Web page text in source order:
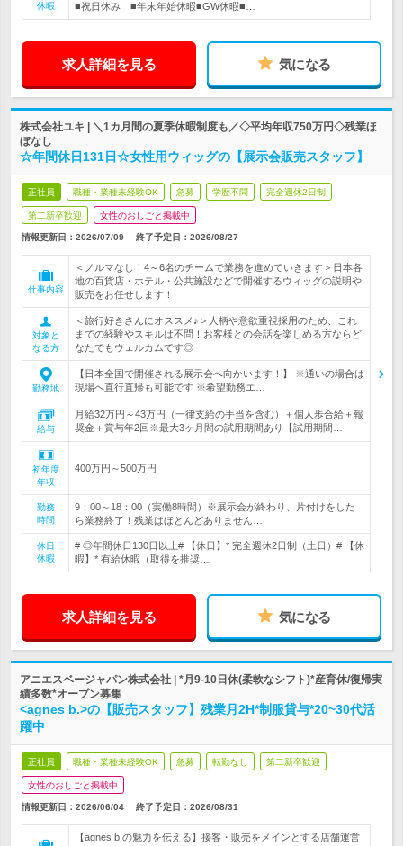
休暇
■祝日休み ■年末年始休暇■GW休暇■…
求人詳細を見る 気になる
株式会社ユキ | ＼1カ月間の夏季休暇制度も／◇平均年収750万円◇残業ほ
ぼなし
☆年間休日131日☆女性用ウィッグの【展示会販売スタッフ】
正社員 職種・業種未経験OK 急募 学歴不問 完全週休2日制
第二新卒歓迎 女性のおしごと掲載中
情報更新日：2026/07/09 終了予定日： 2026/08/27
仕事内容
＜ノルマなし！4～6名のチームで業務を進めていきます＞日本各
地の百貨店・ホテル・公共施設などで開催するウィッグの説明や
販売をお任せします！
対象と
なる方
＜旅行好きさんにオススメ♪＞人柄や意欲重視採用のため、これ
までの経験やスキルは不問！お客様との会話を楽しめる方ならど
なたでもウェルカムです◎
勤務地
【日本全国で開催される展示会へ向かいます！】 ※通いの場合は
現場へ直行直帰も可能です ※希望勤務エ…
給与
月給32万円～43万円（一律支給の手当を含む）＋個人歩合給＋報
奨金＋賞与年2回※最大3ヶ月間の試用期間あり【試用期間…
初年度
年収
400万円～500万円
勤務
時間
9：00～18：00（実働8時間）※展示会が終わり、片付けをした
ら業務終了！残業はほとんどありません…
休日
休暇
# ◎年間休日130日以上# 【休日】* 完全週休2日制（土日）# 【休
暇】* 有給休暇（取得を推奨…
求人詳細を見る 気になる
アニエスベージャパン株式会社 | *月9-10日休(柔軟なシフト)*産育休/復帰実
績多数*オープン募集
<agnes b.>の【販売スタッフ】残業月2H*制服貸与*20~30代活
躍中
正社員 職種・業種未経験OK 急募 転勤なし 第二新卒歓迎
女性のおしごと掲載中
情報更新日：2026/06/04 終了予定日： 2026/08/31
【agnes b.の魅力を伝える】接客・販売をメインとする店舗運営